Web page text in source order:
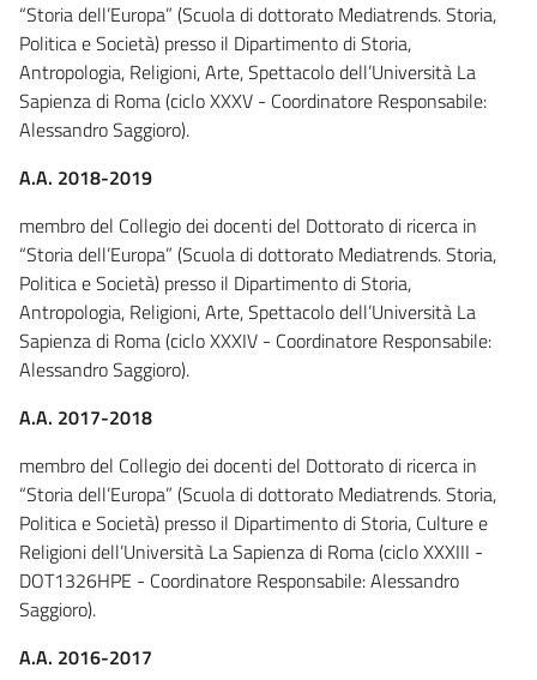
“Storia dell’Europa” (Scuola di dottorato Mediatrends. Storia,
Politica e Società) presso il Dipartimento di Storia,
Antropologia, Religioni, Arte, Spettacolo dell’Università La
Sapienza di Roma (ciclo XXXV - Coordinatore Responsabile:
Alessandro Saggioro).
A.A. 2018-2019
membro del Collegio dei docenti del Dottorato di ricerca in
“Storia dell’Europa” (Scuola di dottorato Mediatrends. Storia,
Politica e Società) presso il Dipartimento di Storia,
Antropologia, Religioni, Arte, Spettacolo dell’Università La
Sapienza di Roma (ciclo XXXIV - Coordinatore Responsabile:
Alessandro Saggioro).
A.A. 2017-2018
membro del Collegio dei docenti del Dottorato di ricerca in
“Storia dell’Europa” (Scuola di dottorato Mediatrends. Storia,
Politica e Società) presso il Dipartimento di Storia, Culture e
Religioni dell’Università La Sapienza di Roma (ciclo XXXIII -
DOT1326HPE - Coordinatore Responsabile: Alessandro
Saggioro).
A.A. 2016-2017